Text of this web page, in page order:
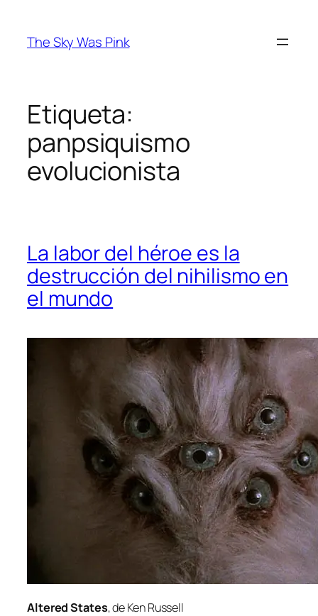
contenido
The Sky Was Pink
Etiqueta:
panpsiquismo
evolucionista
La labor del héroe es la
destrucción del nihilismo en
el mundo
Altered States, de Ken Russell